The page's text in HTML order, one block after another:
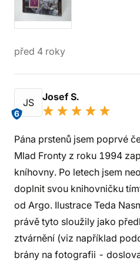
před 4 roky
JS
6
Josef S.
Pána prstenů jsem poprvé
Mlad Fronty z roku 1994
kníhovny. Po letech jsem
doplnit svou knihovničku
od Argo. Ilustrace Teda
právě tyto sloužily jako
ztvárnění (viz například
brány na fotografii -